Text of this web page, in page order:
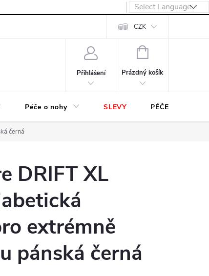
CZK
Přihlášení
NÁKUPNÍ
Prázdný košík
Péče o nohy SLEVY PÉČE O OBUV
černá
DRIFT XL
extrémně
pánská černá